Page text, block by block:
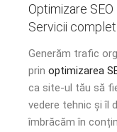
Optimizare SEO
Servicii
Generăm trafic
prin optimizarea
ca site-ul tău să
vedere tehnic și îl
îmbrăcăm în